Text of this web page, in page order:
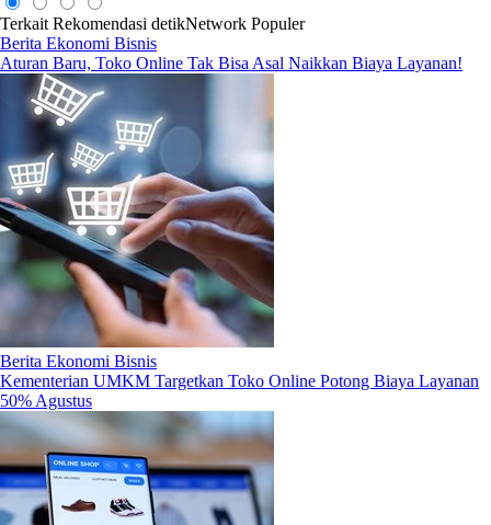
Terkait Rekomendasi detikNetwork Populer
Berita Ekonomi Bisnis
Aturan Baru, Toko Online Tak Bisa Asal Naikkan Biaya Layanan!
Berita Ekonomi Bisnis
Kementerian UMKM Targetkan Toko Online Potong Biaya Layanan
50% Agustus